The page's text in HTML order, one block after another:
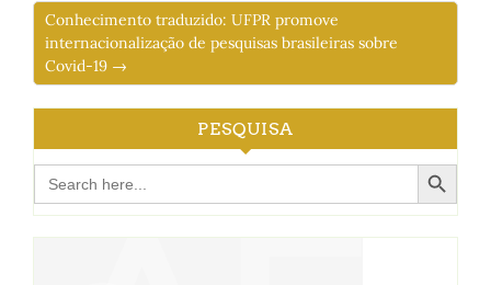
Conhecimento traduzido: UFPR promove
internacionalização de pesquisas brasileiras sobre
Covid-19 →
PESQUISA
Search
for:
Search Button